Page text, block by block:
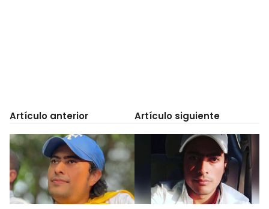
Artículo anterior Artículo siguiente